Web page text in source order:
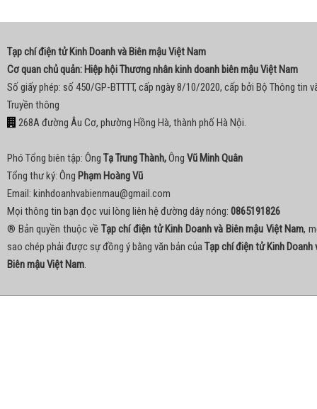
Tạp chí điện tử Kinh Doanh và Biên mậu Việt Nam
Cơ quan chủ quản: Hiệp hội Thương nhân kinh doanh biên mậu Việt Nam
Số giấy phép: số 450/GP-BTTTT, cấp ngày 8/10/2020, cấp bởi Bộ Thông tin
Truyền thông
268A đường Âu Cơ, phường Hồng Hà, thành phố Hà Nội.
Phó Tổng biên tập: Ông Tạ Trung Thành,Ông Vũ Minh Quân
Tổng thư ký: Ông Phạm Hoàng Vũ
Email: kinhdoanhvabienmau@gmail.com
Mọi thông tin bạn đọc vui lòng liên hệ đường dây nóng: 0865191826
® Bản quyền thuộc về Tạp chí điện tử Kinh Doanh và Biên mậu Việt Nam,
sao chép phải được sự đồng ý bằng văn bản củaTạp chí điện tử Kinh Doanh
Biên mậu Việt Nam.